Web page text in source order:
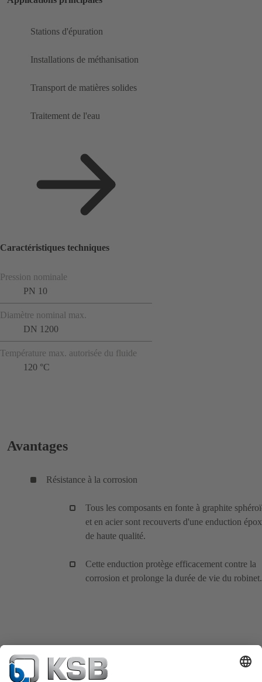
Stations d'épuration
Installations de méthanisation
Transport de matières solides
Traitement de l'eau
Caractéristiques techniques
Pression nominale
PN 10
Diamètre nominal max.
DN 1200
Température max. autorisée du fluide
120 °C
Avantages
Résistance à la corrosion
Tous les composants en fonte à graphite
et en acier sont recouverts d'une enduction
de haute qualité.
Cette enduction protège efficacement contre la
corrosion et prolonge la durée de vie du robinet.